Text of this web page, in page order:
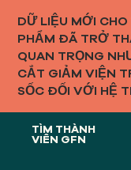
DỮ LIỆU MỚI
PHẨM ĐÃ TRỞ
QUAN TRỌNG
CẮT GIẢM VIỆN
SỐC ĐỐI VỚI HỆ
TÌM THÀNH
VIÊN GFN